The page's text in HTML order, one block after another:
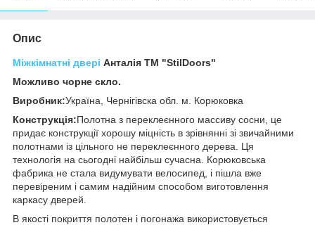
Опис
Міжкімнатні двері Анталія ТМ "StilDoors"
Можливо чорне скло.
Виробник:Україна, Чернігівска обл. м. Корюковка
Конструкція:Полотна з переклеєнного массиву сосни, це
придає конструкції хорошу міцність в зрівнянні зі звичайними
полотнами із цільного не переклеєнного дерева. Ця
технологія на сьогодні найбільш сучасна. Корюковська
фабрика не стала видумувати велосипед, і пішла вже
перевіреним і самим надійним способом виготовлення
каркасу дверей.
В якості покриття полотен і погонажа використовується